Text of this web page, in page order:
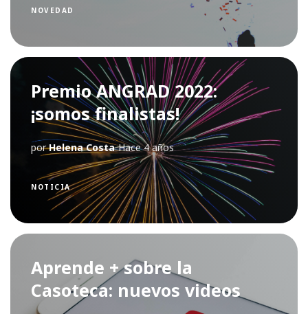
NOVEDAD
Premio ANGRAD 2022:
¡somos finalistas!
porHelena Costa Hace 4 años
NOTICIA
Aprende + sobre la
Casoteca: nuevos videos